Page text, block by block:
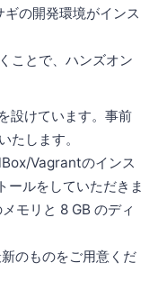
の開発環境がインス
ことで、ハンズオン
設けています。事前
たします。
Vagrantのインス
ールをしていただきま
モリと 8 GB のディ
のものをご用意くだ